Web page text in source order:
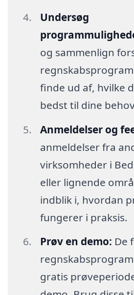
Undersøg
og sammenlign
finde ud af, hvilke
bedst til dine
Anmeldelser og
anmeldelser fra
virksomheder i
eller lignende
indblik i, hvordan
fungerer i praksis.
Prøv en demo: De
gratis